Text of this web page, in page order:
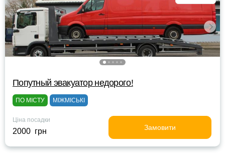
Попутный эвакуатор недорого!
ПО МІСТУ МІЖМІСЬКІ
Ціна посадки
2000 грн Замовити